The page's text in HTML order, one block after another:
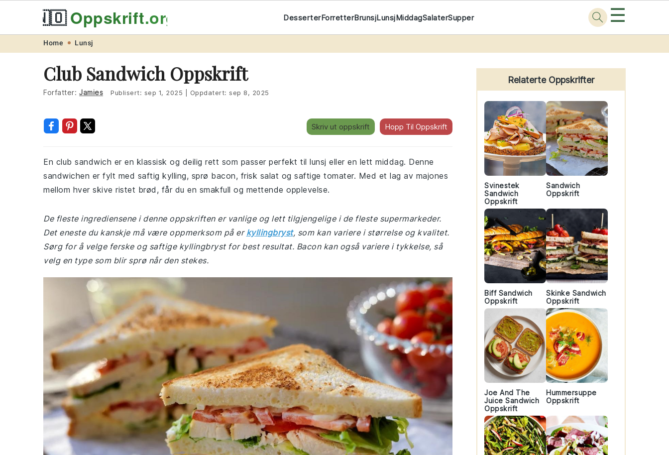
navigation
content
🇳🇴Oppskrift.org DesserterForretterBrunsjLunsjMiddagSalaterSupper ☰
Home Lunsj
Club Sandwich Oppskrift
Forfatter: Jamies Publisert: sep 1, 2025 Oppdatert: sep 8, 2025
Skriv ut oppskrift Hopp Til Oppskrift
En club sandwich er en klassisk og deilig rett som passer perfekt til lunsj eller en lett middag. Denne
sandwichen er fylt med saftig kylling, sprø bacon, frisk salat og saftige tomater. Med et lag av majones
mellom hver skive ristet brød, får du en smakfull og mettende opplevelse.
De fleste ingrediensene i denne oppskriften er vanlige og lett tilgjengelige i de fleste supermarkeder.
Det eneste du kanskje må være oppmerksom på er kyllingbryst, som kan variere i størrelse og kvalitet.
Sørg for å velge ferske og saftige kyllingbryst for best resultat. Bacon kan også variere i tykkelse, så
velg en type som blir sprø når den stekes.
Primary
Sidebar
Relaterte Oppskrifter
Svinestek
Sandwich
Oppskrift
Sandwich
Oppskrift
Biff Sandwich
Oppskrift
Skinke Sandwich
Oppskrift
Joe And The
Juice Sandwich
Oppskrift
Hummersuppe
Oppskrift